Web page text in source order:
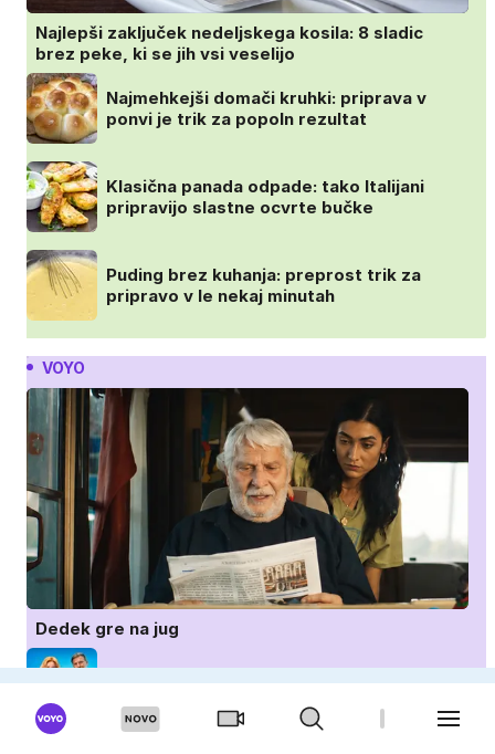
Najlepši zaključek nedeljskega kosila: 8 sladic
brez peke, ki se jih vsi veselijo
Najmehkejši domači kruhki: priprava v
ponvi je trik za popoln rezultat
Klasična panada odpade: tako Italijani
pripravijo slastne ocvrte bučke
Puding brez kuhanja: preprost trik za
pripravo v le nekaj minutah
VOYO
Dedek gre na jug
IQ 160